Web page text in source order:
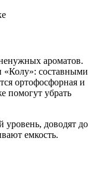
ароматов.
«Колу»: составными
ортофосфорная и
помогут убрать
доводят до
емкость.